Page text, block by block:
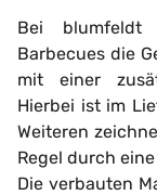
Bei blumfeldt
Barbecues die
mit einer
Hierbei ist im
Weiteren
Regel durch
Die verbauten